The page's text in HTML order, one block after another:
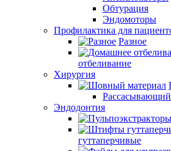
Обтурация
Эндомоторы
Профилактика для
Разное
отбеливание
Хирургия
Эндодонтия
гуттаперчивые